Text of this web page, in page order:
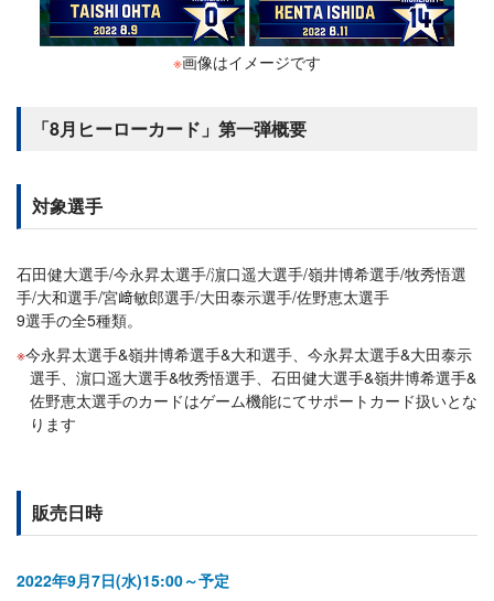
※画像はイメージです
「8月ヒーローカード」第一弾概要
対象選手
石田健大選手/今永昇太選手/濵口遥大選手/嶺井博希選手/牧秀悟選
手/大和選手/宮﨑敏郎選手/大田泰示選手/佐野恵太選手
9選手の全5種類。
今永昇太選手&嶺井博希選手&大和選手、今永昇太選手&大田泰示
選手、濵口遥大選手&牧秀悟選手、石田健大選手&嶺井博希選手&
佐野恵太選手のカードはゲーム機能にてサポートカード扱いとな
ります
販売日時
2022年9月7日(水)15:00～予定